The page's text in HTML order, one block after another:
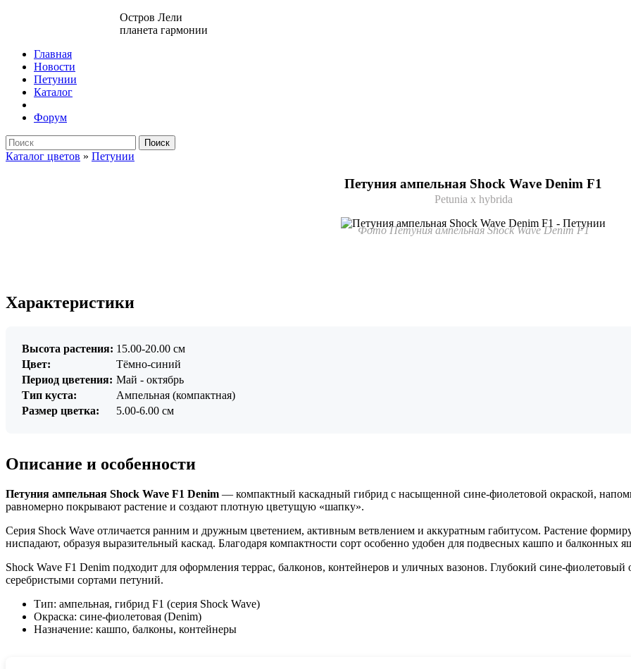
Остров Лели
планета гармонии
Главная
Новости
Петунии
Каталог
Форум
Поиск
Каталог цветов » Петунии
Петуния ампельная Shock Wave Denim F1
Petunia x hybrida
Фото Петуния ампельная Shock Wave Denim F1
Характеристики
Высота растения: 15.00-20.00 см
Цвет:
Тёмно-синий
Период цветения: Май - октябрь
Тип куста:
Ампельная (компактная)
Размер цветка:
5.00-6.00 см
Описание и особенности
Петуния ампельная Shock Wave F1 Denim — компактный каскадный гибрид с насыщенной сине-фиолетовой окраской,
равномерно покрывают растение и создают плотную цветущую «шапку».
Серия Shock Wave отличается ранним и дружным цветением, активным ветвлением и аккуратным габитусом. Растение
ниспадают, образуя выразительный каскад. Благодаря компактности сорт особенно удобен для подвесных кашпо и балконных
Shock Wave F1 Denim подходит для оформления террас, балконов, контейнеров и уличных вазонов. Глубокий сине-
серебристыми сортами петуний.
Тип: ампельная, гибрид F1 (серия Shock Wave)
Окраска: сине-фиолетовая (Denim)
Назначение: кашпо, балконы, контейнеры